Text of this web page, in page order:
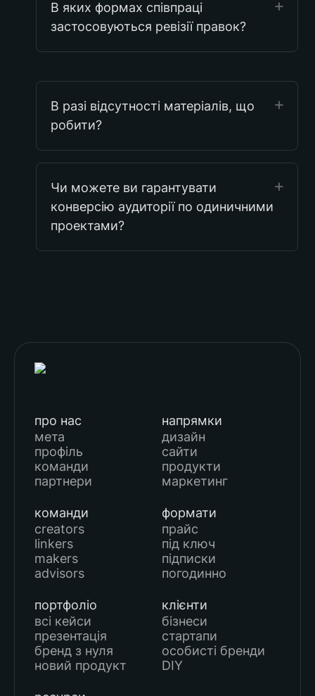
В яких формах співпраці
застосовуються ревізії правок?
В разі відсутності матеріалів, що
робити?
Чи можете ви гарантувати
конверсію аудиторії по одиничними
проектами?
про нас
мета
профіль
команди
партнери
напрямки
дизайн
сайти
продукти
маркетинг
команди
creators
linkers
makers
advisors
формати
прайс
під ключ
підписки
погодинно
портфоліо
всі кейси
презентація
бренд з нуля
новий продукт
клієнти
бізнеси
стартапи
особисті бренди
DIY